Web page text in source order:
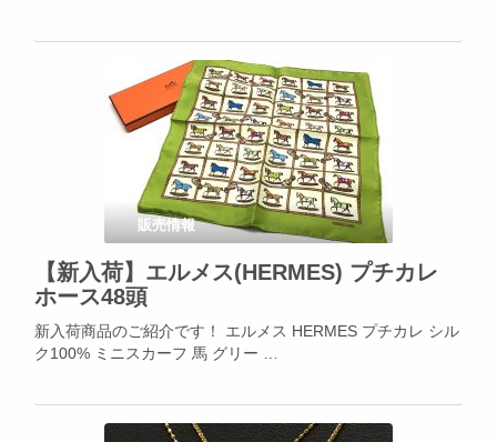
販売情報
【新入荷】エルメス(HERMES) プチカレ
ホース48頭
新入荷商品のご紹介です！ エルメス HERMES プチカレ シル
ク100% ミニスカーフ 馬 グリー …